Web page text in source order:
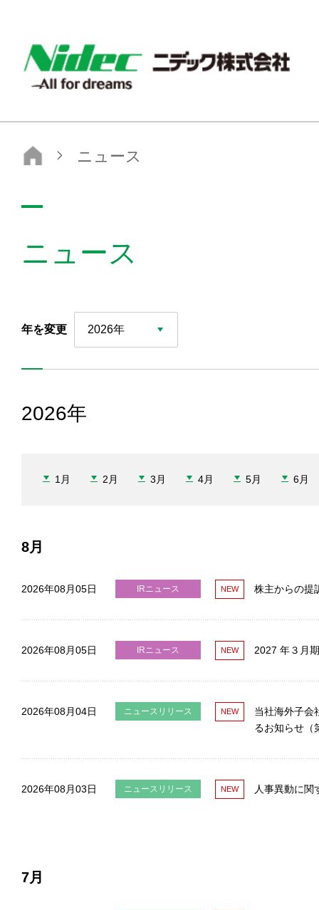
ニデック株式会社
ニュース
ニュース
年を変更 2026年
2026年
1月 2月 3月 4月 5月 6月
8月
2026年08月05日 IRニュース 株主からの提
2026年08月05日 IRニュース 2027 年３月
2026年08月04日 ニュースリリース
当社海外子会
るお知らせ（
2026年08月03日 ニュースリリース 人事異動に関
7月